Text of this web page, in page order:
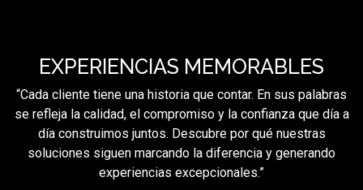
EXPERIENCIAS MEMORABLES
“Cada cliente tiene una historia que contar. En sus palabras
se refleja la calidad, el compromiso y la confianza que día a
día construimos juntos. Descubre por qué nuestras
soluciones siguen marcando la diferencia y generando
experiencias excepcionales.”